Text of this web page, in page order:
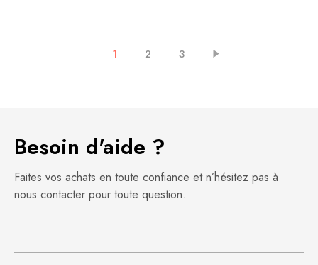
1 2 3
Besoin d'aide ?
Faites vos achats en toute confiance et n’hésitez pas à
nous contacter pour toute question.